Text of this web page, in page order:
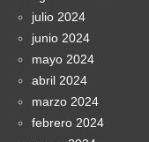
julio 2024
junio 2024
mayo 2024
abril 2024
marzo 2024
febrero 2024